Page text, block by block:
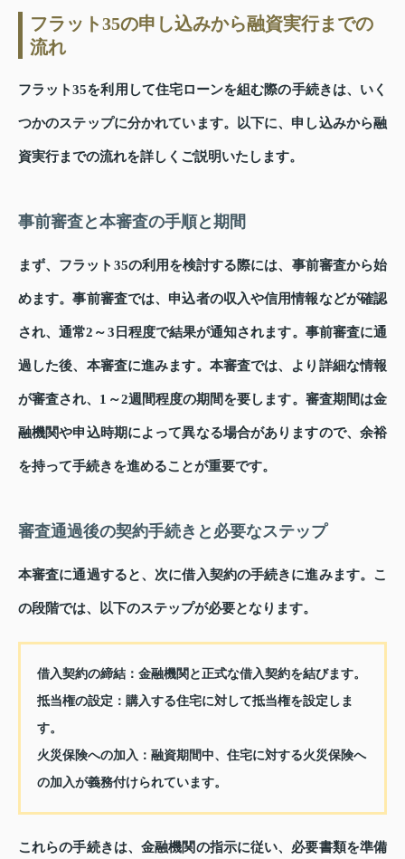
フラット35の申し込みから融資実行までの
流れ
フラット35を利用して住宅ローンを組む際の手続きは、いく
つかのステップに分かれています。以下に、申し込みから融
資実行までの流れを詳しくご説明いたします。
事前審査と本審査の手順と期間
まず、フラット35の利用を検討する際には、事前審査から始
めます。事前審査では、申込者の収入や信用情報などが確認
され、通常2～3日程度で結果が通知されます。事前審査に通
過した後、本審査に進みます。本審査では、より詳細な情報
が審査され、1～2週間程度の期間を要します。審査期間は金
融機関や申込時期によって異なる場合がありますので、余裕
を持って手続きを進めることが重要です。
審査通過後の契約手続きと必要なステップ
本審査に通過すると、次に借入契約の手続きに進みます。こ
の段階では、以下のステップが必要となります。
借入契約の締結： 金融機関と正式な借入契約を結びます。
抵当権の設定： 購入する住宅に対して抵当権を設定しま
す。
火災保険への加入： 融資期間中、住宅に対する火災保険へ
の加入が義務付けられています。
これらの手続きは、金融機関の指示に従い、必要書類を準備